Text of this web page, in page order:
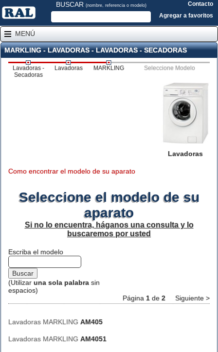
BUSCAR (nombre, referencia o modelo)
Contacto
Agregar a favoritos
MENÚ
MARKLING - LAVADORAS - LAVADORAS - SECADORAS
Lavadoras -
Secadoras
Lavadoras MARKLING Seleccione Modelo
Lavadoras
Como encontrar el modelo de su aparato
Seleccione el modelo de su
aparato
Si no lo encuentra, háganos una consulta y lo
buscaremos por usted
Escriba el modelo
(Utilizar una sola palabra sin
espacios)
Página 1 de 2 Siguiente >
Lavadoras MARKLING AM405
Lavadoras MARKLING AM4051